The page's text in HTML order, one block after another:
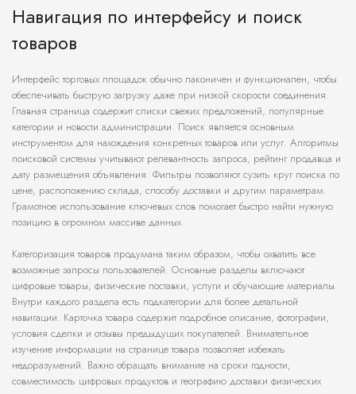
Навигация по интерфейсу и поиск
товаров
Интерфейс торговых площадок обычно лаконичен и функционален, чтобы
обеспечивать быструю загрузку даже при низкой скорости соединения.
Главная страница содержит списки свежих предложений, популярные
категории и новости администрации. Поиск является основным
инструментом для нахождения конкретных товаров или услуг. Алгоритмы
поисковой системы учитывают релевантность запроса, рейтинг продавца и
дату размещения объявления. Фильтры позволяют сузить круг поиска по
цене, расположению склада, способу доставки и другим параметрам.
Грамотное использование ключевых слов помогает быстро найти нужную
позицию в огромном массиве данных.
Категоризация товаров продумана таким образом, чтобы охватить все
возможные запросы пользователей. Основные разделы включают
цифровые товары, физические поставки, услуги и обучающие материалы.
Внутри каждого раздела есть подкатегории для более детальной
навигации. Карточка товара содержит подробное описание, фотографии,
условия сделки и отзывы предыдущих покупателей. Внимательное
изучение информации на странице товара позволяет избежать
недоразумений. Важно обращать внимание на сроки годности,
совместимость цифровых продуктов и географию доставки физических